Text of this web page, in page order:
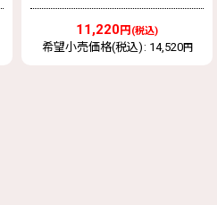
11,220円 (税込)
希望小売価格(税込) : 14,520円